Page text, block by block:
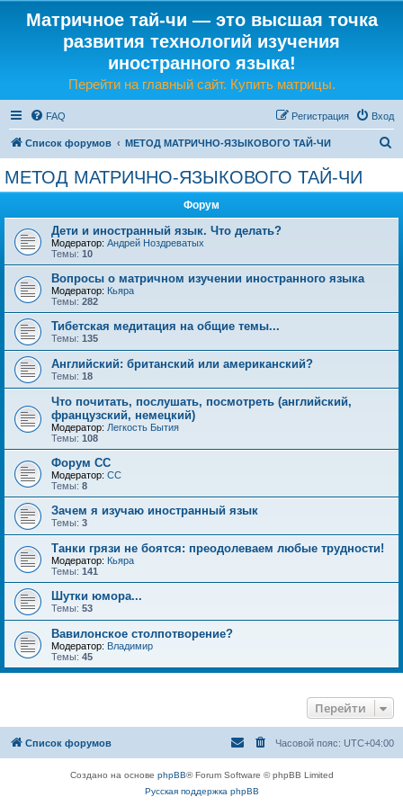
Матричное тай-чи — это высшая точка
развития технологий изучения
иностранного языка!
Перейти на главный сайт. Купить матрицы.
FAQ Вход
Регистрация
Список форумов МЕТОД МАТРИЧНО-ЯЗЫКОВОГО ТАЙ-ЧИ
МЕТОД МАТРИЧНО-ЯЗЫКОВОГО ТАЙ-ЧИ
Форум
Дети и иностранный язык. Что делать?
Модератор: Андрей Ноздреватых
Темы: 10
Вопросы о матричном изучении иностранного языка
Модератор: Кьяра
Темы: 282
Тибетская медитация на общие темы...
Темы: 135
Английский: британский или американский?
Темы: 18
Что почитать, послушать, посмотреть (английский,
французский, немецкий)
Модератор: Легкость Бытия
Темы: 108
Форум СС
Модератор: CC
Темы: 8
Зачем я изучаю иностранный язык
Темы: 3
Танки грязи не боятся: преодолеваем любые трудности!
Модератор: Кьяра
Темы: 141
Шутки юмора...
Темы: 53
Вавилонское столпотворение?
Модератор: Владимир
Темы: 45
Перейти
Список форумов Часовой пояс: UTC+04:00
Создано на основе phpBB® Forum Software © phpBB Limited
Русская поддержка phpBB